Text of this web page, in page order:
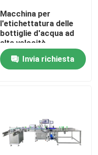
Macchina per
l'etichettatura delle
bottiglie d'acqua ad
alta velocità
Invia richiesta